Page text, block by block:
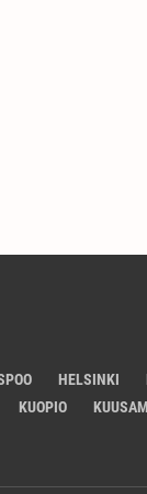
HELSINKI
KUOPIO